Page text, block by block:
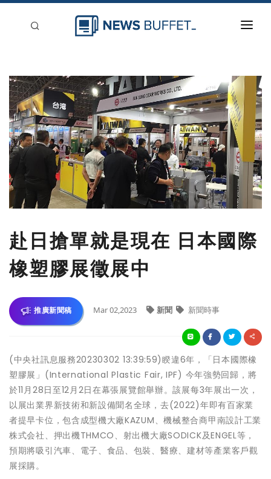
新聞稿分類
登入
刊登
赴日搶單就是現在 日本國際
橡塑膠展徵展中
推廣新聞稿 Mar 02,2023 新聞 新聞時事
(中央社訊息服務20230302 13:39:59)睽違6年，「日本國際橡
塑膠展」(International Plastic Fair, IPF) 今年強勢回歸，將
於11月28日至12月2日在幕張展覽館舉辦。該展每3年展出一次，
以展出業界新技術和新設備聞名全球，去(2022)年即有百家業
者提早卡位，包含成型機大廠KAZUM、機械整合商甲南設計工業
株式会社、押出機THMCO、射出機大廠SODICK及ENGEL等，
預期將吸引汽車、電子、食品、包裝、醫療、建材等產業客戶觀
展採購。